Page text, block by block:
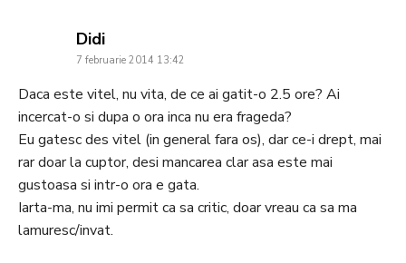
Didisays:
7 februarie 2014 13:42
Daca este vitel, nu vita, de ce ai gatit-o 2.5 ore? Ai
incercat-o si dupa o ora inca nu era frageda?
Eu gatesc des vitel (in general fara os), dar ce-i drept, mai
rar doar la cuptor, desi mancarea clar asa este mai
gustoasa si intr-o ora e gata.
Iarta-ma, nu imi permit ca sa critic, doar vreau ca sa ma
lamuresc/invat.